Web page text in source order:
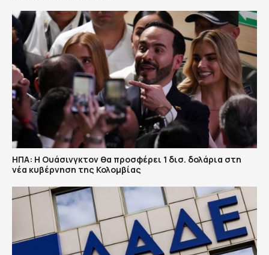
ΗΠΑ: H Ουάσινγκτον θα προσφέρει 1 δισ. δολάρια στη
νέα κυβέρνηση της Κολομβίας